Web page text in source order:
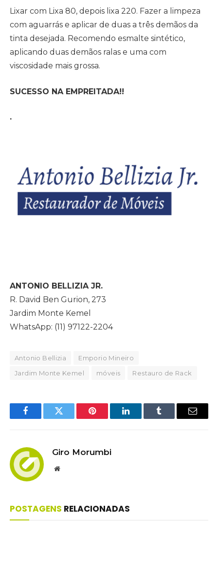
Lixar com Lixa 80, depois lixa 220. Fazer a limpeza
com aguarrás e aplicar de duas a três demãos da
tinta desejada. Recomendo esmalte sintético,
aplicando duas demãos ralas e uma com
viscosidade mais grossa.
SUCESSO NA EMPREITADA!!
.
ANTONIO BELLIZIA JR.
R. David Ben Gurion, 273
Jardim Monte Kemel
WhatsApp: (11) 97122-2204
Antonio Bellizia
Emporio Mineiro
Jardim Monte Kemel
móveis Restauro de Rack
FacebookTwitter Pinterest LinkedInTumblr Email
Giro Morumbi
Website
POSTAGENS RELACIONADAS